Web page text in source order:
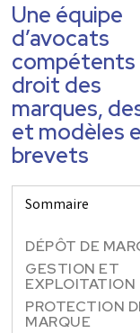
Une équipe
d’avocats
compétents
droit des
marques,
et modèles
brevets
Sommaire
DÉPÔT DE
GESTION ET
EXPLOITATION
PROTECTION
MARQUE